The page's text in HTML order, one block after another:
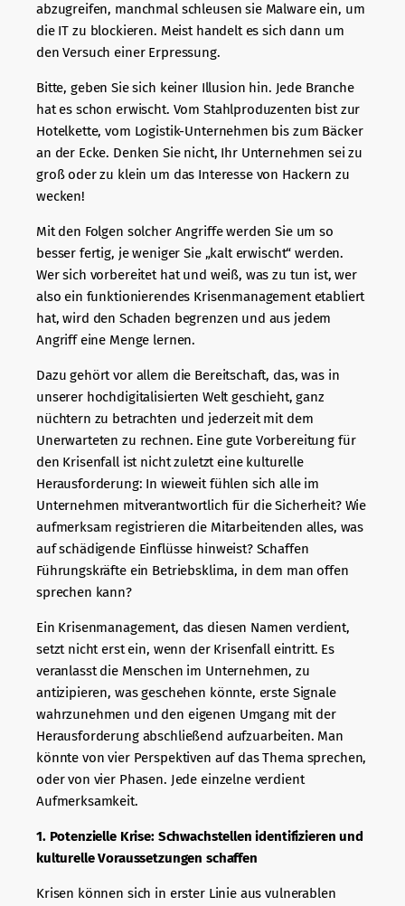
abzugreifen, manchmal schleusen sie Malware ein, um
die IT zu blockieren. Meist handelt es sich dann um
den Versuch einer Erpressung.
Bitte, geben Sie sich keiner Illusion hin. Jede Branche
hat es schon erwischt. Vom Stahlproduzenten bist zur
Hotelkette, vom Logistik-Unternehmen bis zum Bäcker
an der Ecke. Denken Sie nicht, Ihr Unternehmen sei zu
groß oder zu klein um das Interesse von Hackern zu
wecken!
Mit den Folgen solcher Angriffe werden Sie um so
besser fertig, je weniger Sie „kalt erwischt“ werden.
Wer sich vorbereitet hat und weiß, was zu tun ist, wer
also ein funktionierendes Krisenmanagement etabliert
hat, wird den Schaden begrenzen und aus jedem
Angriff eine Menge lernen.
Dazu gehört vor allem die Bereitschaft, das, was in
unserer hochdigitalisierten Welt geschieht, ganz
nüchtern zu betrachten und jederzeit mit dem
Unerwarteten zu rechnen. Eine gute Vorbereitung für
den Krisenfall ist nicht zuletzt eine kulturelle
Herausforderung: In wieweit fühlen sich alle im
Unternehmen mitverantwortlich für die Sicherheit? Wie
aufmerksam registrieren die Mitarbeitenden alles, was
auf schädigende Einflüsse hinweist? Schaffen
Führungskräfte ein Betriebsklima, in dem man offen
sprechen kann?
Ein Krisenmanagement, das diesen Namen verdient,
setzt nicht erst ein, wenn der Krisenfall eintritt. Es
veranlasst die Menschen im Unternehmen, zu
antizipieren, was geschehen könnte, erste Signale
wahrzunehmen und den eigenen Umgang mit der
Herausforderung abschließend aufzuarbeiten. Man
könnte von vier Perspektiven auf das Thema sprechen,
oder von vier Phasen. Jede einzelne verdient
Aufmerksamkeit.
1. Potenzielle Krise: Schwachstellen identifizieren und
kulturelle Voraussetzungen schaffen
Krisen können sich in erster Linie aus vulnerablen